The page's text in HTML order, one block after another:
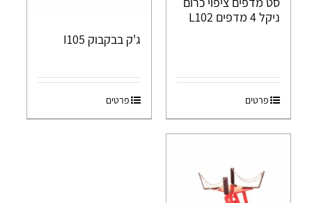
ניקל 4 מדפים L102
פרטים
ג'ק בבקבוק I105
פרטים